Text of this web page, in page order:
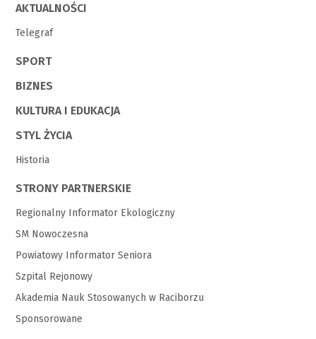
AKTUALNOŚCI
Telegraf
SPORT
BIZNES
KULTURA I EDUKACJA
STYL ŻYCIA
Historia
STRONY PARTNERSKIE
Regionalny Informator Ekologiczny
SM Nowoczesna
Powiatowy Informator Seniora
Szpital Rejonowy
Akademia Nauk Stosowanych w Raciborzu
Sponsorowane